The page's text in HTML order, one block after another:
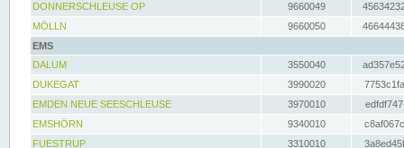
DONNERSCHLEUSE OP
9660049
MÖLLN
9660050
EMS
DALUM
3550040
DUKEGAT
3990020
EMDEN NEUE SEESCHLEUSE
3970010
EMSHÖRN
9340010
FUESTRUP
3310010